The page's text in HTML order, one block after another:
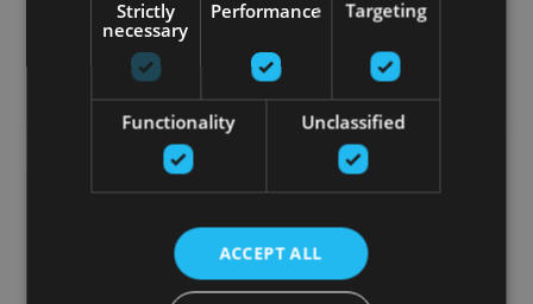
Pasūtīt
Strictly
necessary
Performance Targeting
Functionality Unclassified
ACCEPT ALL